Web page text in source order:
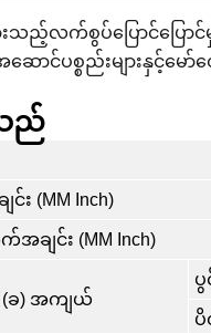
က်စွပ်ပြောင်ပြောင်မှု
ာင်ပစ္စည်းများနှင့်မေ
သည်
င်း (MM Inch)
ချင်း (MM Inch)
ခ) အကျယ်
ပွ